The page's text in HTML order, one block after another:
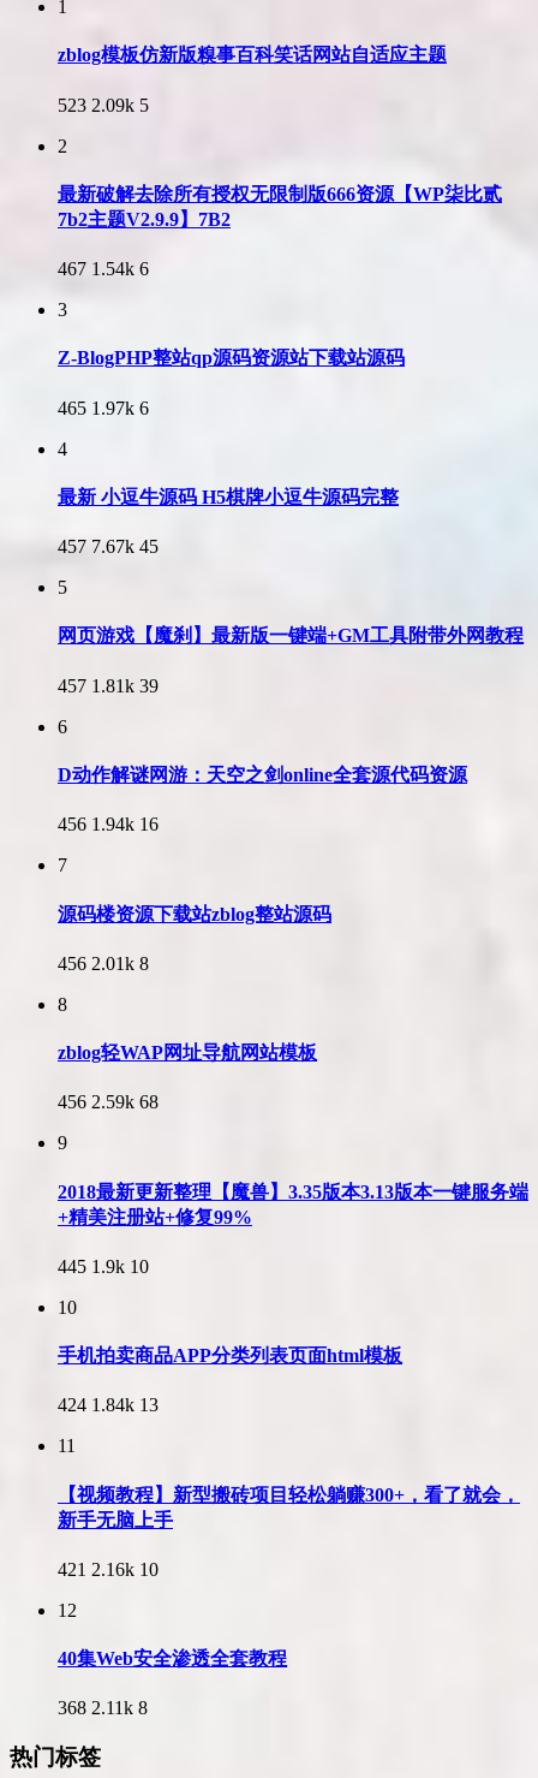
1
zblog模板仿新版糗事百科笑话网站自适应主题
523 2.09k 5
2
最新破解去除所有授权无限制版666资源【WP柒比贰
7b2主题V2.9.9】7B2
467 1.54k 6
3
Z-BlogPHP整站qp源码资源站下载站源码
465 1.97k 6
4
最新 小逗牛源码 H5棋牌小逗牛源码完整
457 7.67k 45
5
网页游戏【魔刹】最新版一键端+GM工具附带外网教程
457 1.81k 39
6
D动作解谜网游：天空之剑online全套源代码资源
456 1.94k 16
7
源码楼资源下载站zblog整站源码
456 2.01k 8
8
zblog轻WAP网址导航网站模板
456 2.59k 68
9
2018最新更新整理【魔兽】3.35版本3.13版本一键服务端
+精美注册站+修复99%
445 1.9k 10
10
手机拍卖商品APP分类列表页面html模板
424 1.84k 13
11
【视频教程】新型搬砖项目轻松躺赚300+，看了就会，
新手无脑上手
421 2.16k 10
12
40集Web安全渗透全套教程
368 2.11k 8
热门标签